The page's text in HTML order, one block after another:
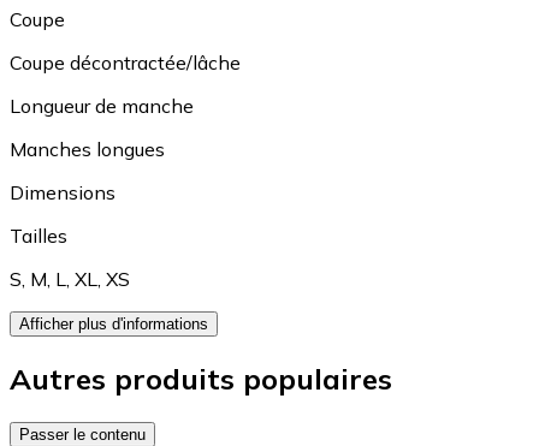
Coupe
Coupe décontractée/lâche
Longueur de manche
Manches longues
Dimensions
Tailles
S, M, L, XL, XS
Afficher plus d'informations
Autres produits populaires
Passer le contenu